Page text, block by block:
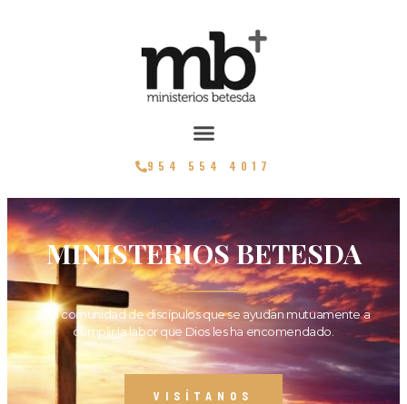
954 554 4017
MINISTERIOS BETESDA
Una comunidad de discípulos que se ayudan mutuamente a
cumplir la labor que Dios les ha encomendado.
VISÍTANOS